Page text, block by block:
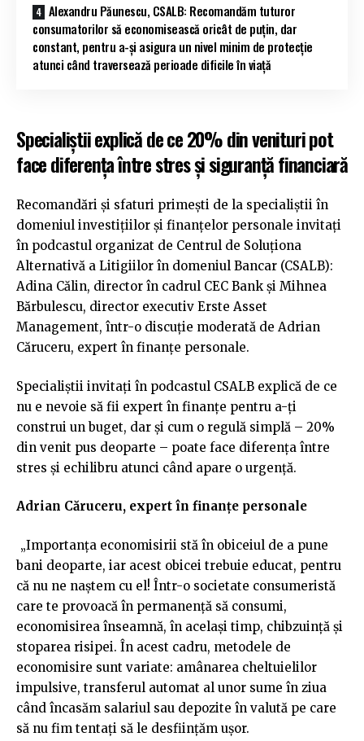
Alexandru Păunescu, CSALB: Recomandăm tuturor
consumatorilor să economisească oricât de puțin, dar
constant, pentru a-și asigura un nivel minim de protecție
atunci când traversează perioade dificile în viață
Specialiștii explică de ce 20% din venituri pot
face diferența între stres și siguranță financiară
Recomandări și sfaturi primești de la specialiștii în
domeniul investițiilor și finanțelor personale invitați
în podcastul organizat de Centrul de Soluționa
Alternativă a Litigiilor în domeniul Bancar (CSALB):
Adina Călin, director în cadrul CEC Bank și Mihnea
Bărbulescu, director executiv Erste Asset
Management, într-o discuție moderată de Adrian
Căruceru, expert în finanțe personale.
Specialiștii invitați în podcastul CSALB explică de ce
nu e nevoie să fii expert în finanțe pentru a-ți
construi un buget, dar și cum o regulă simplă – 20%
din venit pus deoparte – poate face diferența între
stres și echilibru atunci când apare o urgență.
Adrian Căruceru, expert în finanțe personale
„Importanța economisirii stă în obiceiul de a pune
bani deoparte, iar acest obicei trebuie educat, pentru
că nu ne naștem cu el! Într-o societate consumeristă
care te provoacă în permanență să consumi,
economisirea înseamnă, în același timp, chibzuință și
stoparea risipei. În acest cadru, metodele de
economisire sunt variate: amânarea cheltuielilor
impulsive, transferul automat al unor sume în ziua
când încasăm salariul sau depozite în valută pe care
să nu fim tentați să le desființăm ușor.